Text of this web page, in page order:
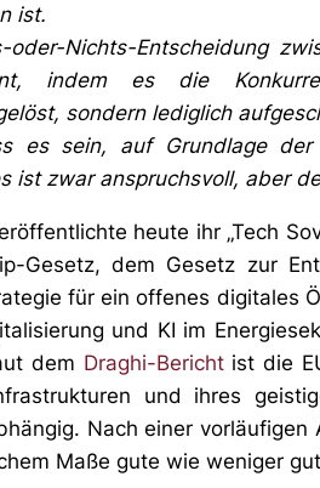
ist.
Nichts-Entscheidung
indem es die
sondern lediglich
es sein, auf Grundlage der
ist zwar anspruchsvoll, aber
heute ihr „Tech
Gesetz, dem Gesetz zur
für ein offenes digitales
und KI im
dem Draghi-Berichtist die
und ihres
Nach einer
Maße gute wie weniger